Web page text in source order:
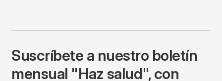
Suscríbete a nuestro boletín
mensual "Haz salud", con